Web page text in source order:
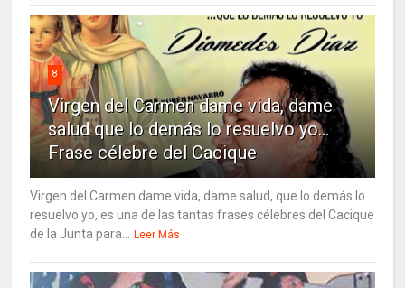
8
Virgen del Carmen dame vida, dame
salud que lo demás lo resuelvo yo…
Frase célebre del Cacique
Virgen del Carmen dame vida, dame salud, que lo demás lo
resuelvo yo, es una de las tantas frases célebres del Cacique
de la Junta para...
Leer Más